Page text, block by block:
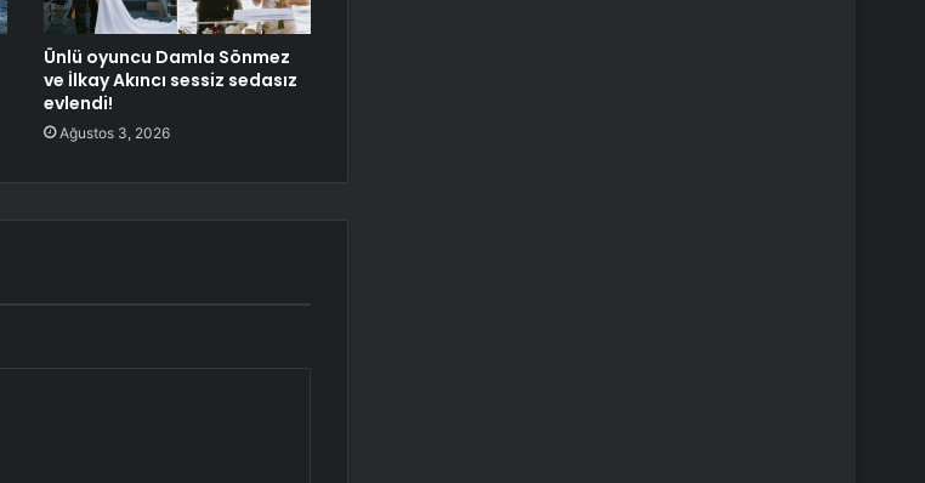
Ünlü oyuncu Damla Sönmez
ve İlkay Akıncı sessiz sedasız
evlendi!
Ağustos 3, 2026